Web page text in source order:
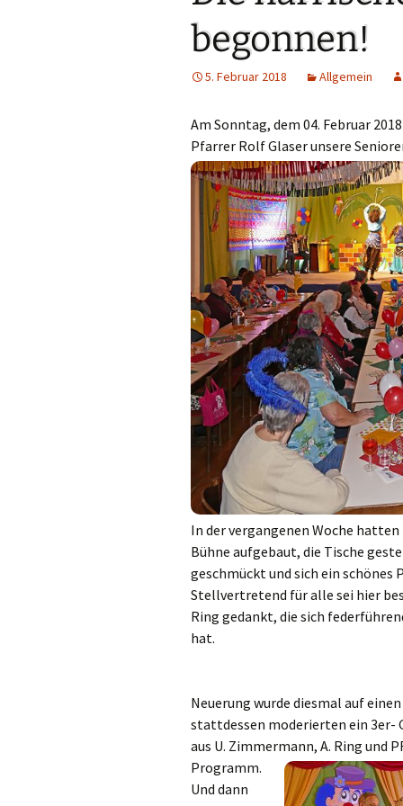
Messdienerplan
PGR-Wahl 2019
Prävention im
Limburg
Terminplan
Unsere
Vermietungen
Vorschau
Wochenblatt
Startseite
begonnen!
5. Februar 2018 Allgemein
Am Sonntag, dem 04. Februar
Pfarrer Rolf Glaser unsere
In der vergangenen Woche
Bühne aufgebaut, die Tische
geschmückt und sich ein schönes
Stellvertretend für alle sei hier
Ring gedankt, die sich
hat.
Neuerung wurde diesmal auf
stattdessen moderierten ein 3er-
aus U. Zimmermann, A. Ring und
Programm.
Und dann